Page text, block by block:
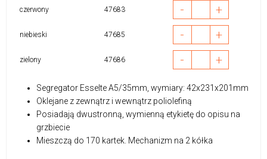
czerwony 47683 - +
niebieski 47685 - +
zielony 47686 - +
Segregator Esselte A5/35mm, wymiary: 42x231x201mm
Oklejane z zewnątrz i wewnątrz poliolefiną
Posiadają dwustronną, wymienną etykietę do opisu na
grzbiecie
Mieszczą do 170 kartek. Mechanizm na 2 kółka